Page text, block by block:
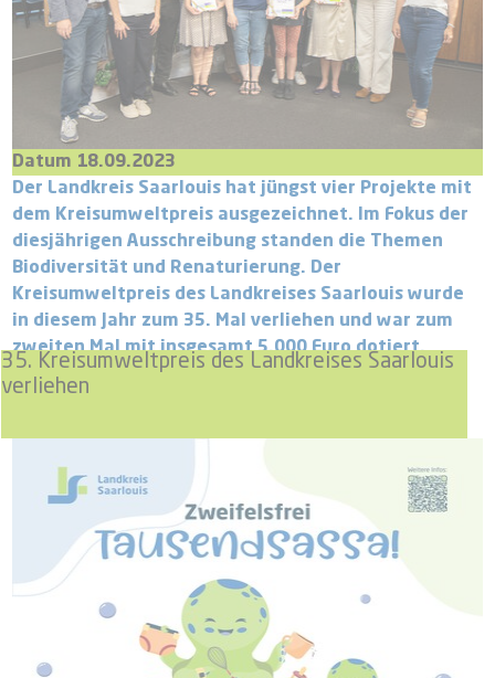
35. Kreisumweltpreis des Landkreises Saarlouis
verliehen
Datum 18.09.2023
Der Landkreis Saarlouis hat jüngst vier Projekte mit
dem Kreisumweltpreis ausgezeichnet. Im Fokus der
diesjährigen Ausschreibung standen die Themen
Biodiversität und Renaturierung. Der
Kreisumweltpreis des Landkreises Saarlouis wurde
in diesem Jahr zum 35. Mal verliehen und war zum
zweiten Mal mit insgesamt 5.000 Euro dotiert.